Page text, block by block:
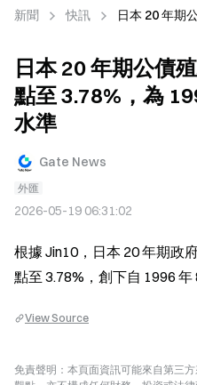
新聞 快訊 日本 20 年期
日本 20 年期公債
點至 3.78%，為
水準
Gate News
外匯
2026-05-19 06:31:02
根據 Jin10，日本 20 年期政
點至 3.78%，創下自 1996 年
View Source
免責聲明：本頁面資訊可能來自第三